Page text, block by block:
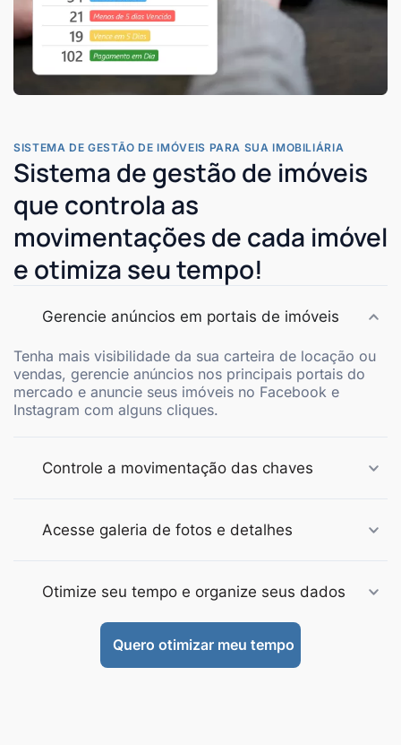
SISTEMA DE GESTÃO DE IMÓVEIS PARA SUA IMOBILIÁRIA
Sistema de gestão de imóveis
que controla as
movimentações de cada imóvel
e otimiza seu tempo!
Gerencie anúncios em portais de imóveis
Tenha mais visibilidade da sua carteira de locação ou
vendas, gerencie anúncios nos principais portais do
mercado e anuncie seus imóveis no Facebook e
Instagram com alguns cliques.
Controle a movimentação das chaves
Acesse galeria de fotos e detalhes
Otimize seu tempo e organize seus dados
Quero otimizar meu tempo